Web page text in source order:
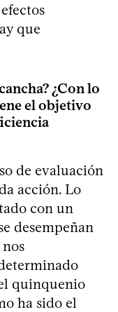
que
¿Con lo
el objetivo
de evaluación
acción. Lo
con un
desempeñan
quinquenio
ha sido el